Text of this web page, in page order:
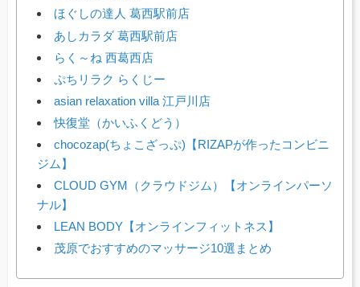
ほぐしの達人 葛西駅前店
あしカラダ 葛西駅前店
らく～ね 西葛西店
ぷちリラク らくじー
asian relaxation villa 江戸川店
快復堂（かいふくどう）
chocozap(ちょこざっぷ)【RIZAPが作ったコンビニ
ジム】
CLOUD GYM（クラウドジム）【オンラインパーソ
ナル】
LEAN BODY【オンラインフィットネス】
茂原でおすすめのマッサージ10選まとめ